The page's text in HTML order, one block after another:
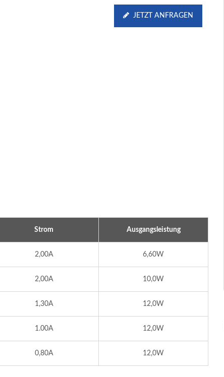
JETZT ANFRAGEN
Strom Ausgangsleistung
2,00A 6,60W
2,00A 10,0W
1,30A 12,0W
1.00A 12,0W
0,80A 12,0W